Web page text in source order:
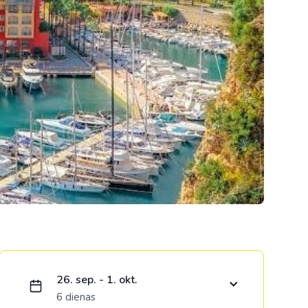
Kolumbija
Kostarika
Meksika
Panama
Ielādējam piedāvājumu...
26. sep. - 1. okt.
6 dienas